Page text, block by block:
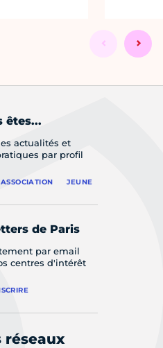
êtes...
actualités et
par profil
ASSOCIATION JEUNE
de Paris
par email
centres d'intérêt
réseaux